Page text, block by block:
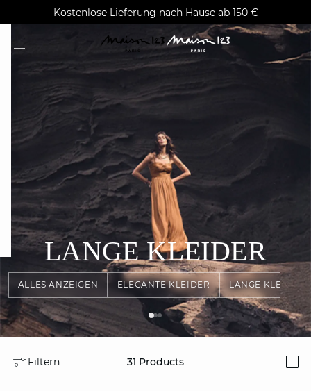
Kostenlose Lieferung nach Hause ab 150 €
AGUA : Entdecken Sie unsere neue Kollektion
Klarna auf Rechnung bezahlen
ALLES ANZEIGEN ELEGANTE KLEIDER LANGE KLEIDER
LANGE KLEIDER
Filtern 31 Products